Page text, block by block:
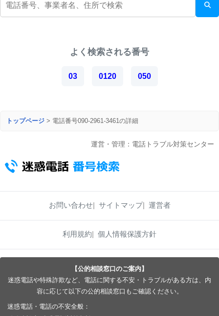
よく検索される番号
03 0120 050
トップページ > 電話番号090-2961-3461の詳細
運営・管理：電話トラブル対策センター
お問い合わせ サイトマップ 運営者
利用規約 個人情報保護方針
【公的相談窓口のご案内】
迷惑電話や特殊詐欺など、電話に関する不安・トラブルがある方は、内
容に応じて以下の公的相談窓口もご確認ください。
迷惑電話・電話の不安全般：